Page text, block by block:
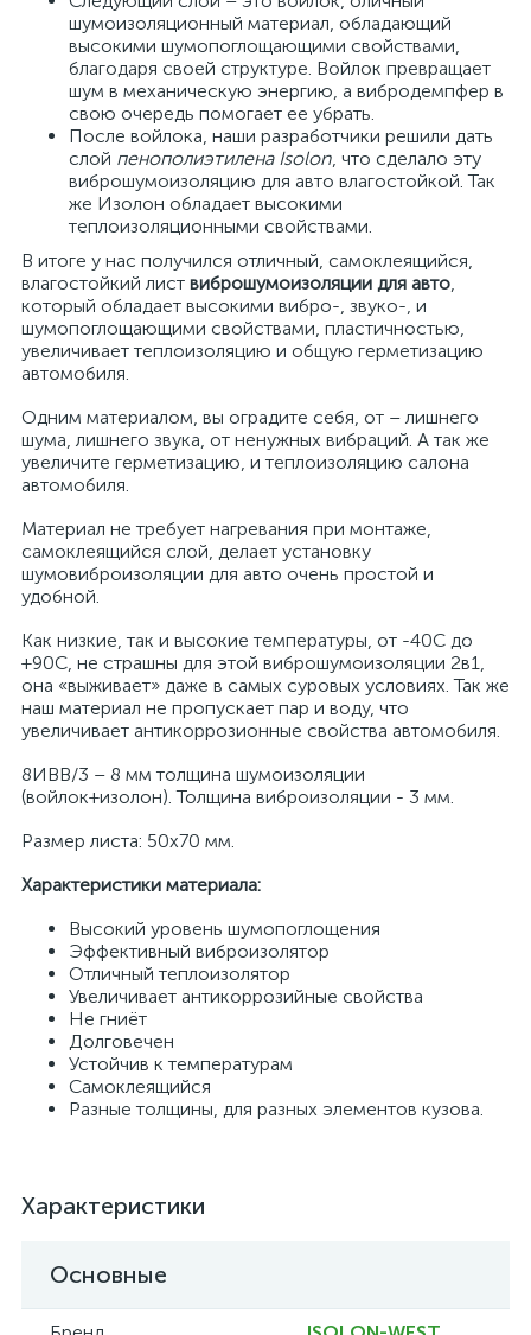
шумоизоляционный материал, обладающий
высокими шумопоглощающими свойствами,
благодаря своей структуре. Войлок превращает
шум в механическую энергию, а вибродемпфер в
свою очередь помогает ее убрать.
После войлока, наши разработчики решили дать
слой пенополиэтилена Isolon, что сделало эту
виброшумоизоляцию для авто влагостойкой. Так
же Изолон обладает высокими
теплоизоляционными свойствами.
В итоге у нас получился отличный, самоклеящийся,
влагостойкий лист виброшумоизоляции для авто,
который обладает высокими вибро-, звуко-, и
шумопоглощающими свойствами, пластичностью,
увеличивает теплоизоляцию и общую герметизацию
автомобиля.
Одним материалом, вы оградите себя, от – лишнего
шума, лишнего звука, от ненужных вибраций. А так же
увеличите герметизацию, и теплоизоляцию салона
автомобиля.
Материал не требует нагревания при монтаже,
самоклеящийся слой, делает установку
шумовиброизоляции для авто очень простой и
удобной.
Как низкие, так и высокие температуры, от -40С до
+90С, не страшны для этой виброшумоизоляции 2в1,
она «выживает» даже в самых суровых условиях. Так же
наш материал не пропускает пар и воду, что
увеличивает антикоррозионные свойства автомобиля.
8ИВВ/3 – 8 мм толщина шумоизоляции
(войлок+изолон). Толщина виброизоляции - 3 мм.
Размер листа: 50х70 мм.
Характеристики материала:
Высокий уровень шумопоглощения
Эффективный виброизолятор
Отличный теплоизолятор
Увеличивает антикоррозийные свойства
Не гниёт
Долговечен
Устойчив к температурам
Самоклеящийся
Разные толщины, для разных элементов кузова.
Характеристики
Основные